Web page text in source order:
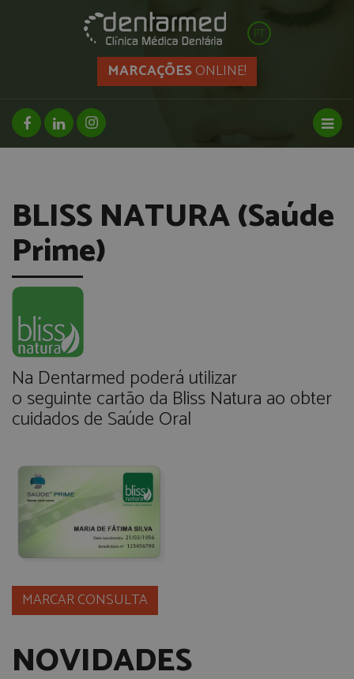
PT
MARCAÇÕESONLINE!
facebook page
linkedin pageinstagram page
BLISS NATURA (Saúde
Prime)
Na Dentarmed poderá utilizar
o seguinte cartão da Bliss Natura ao obter
cuidados de Saúde Oral
MARCAR CONSULTA
NOVIDADES